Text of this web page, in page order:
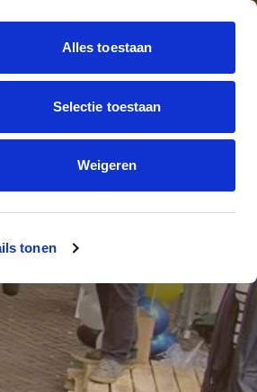
tonen
Alles toestaan
Selectie toestaan
Weigeren
aanvragen